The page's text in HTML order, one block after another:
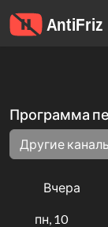
Программа
Другие
Вчера
пн, 10